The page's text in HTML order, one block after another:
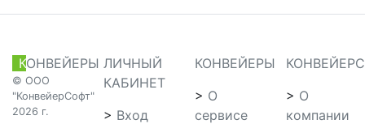
КОНВЕЙЕРЫ
© ООО
"КонвейерСофт"
2026 г.
ЛИЧНЫЙ
КАБИНЕТ
> Вход
КОНВЕЙЕРЫ
> О
сервисе
> О
компании